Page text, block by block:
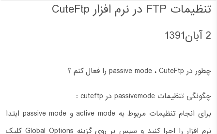
تنظیمات FTP در نرم افزار CuteFtp
2 آبان1391
چطور در passive mode ، CuteFtp را فعال کنم ؟
چگونگی تنظیمات passivemode در cuteftp :
برای انجام تنظیمات مربوط به active mode و passive mode ابتدا
نرم افزار را اجرا کنید و سپس بر روی گزینه Global Options کلیک